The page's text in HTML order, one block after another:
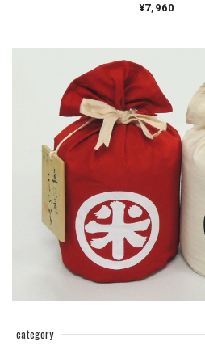
category
¥7,960